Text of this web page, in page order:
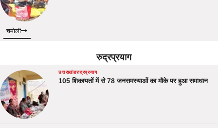
चमोली
रुद्रप्रयाग
उत्तराखंडरुद्रप्रयाग
105 शिकायतों में से 78 जनसमस्याओं का मौके पर हुआ समाधान